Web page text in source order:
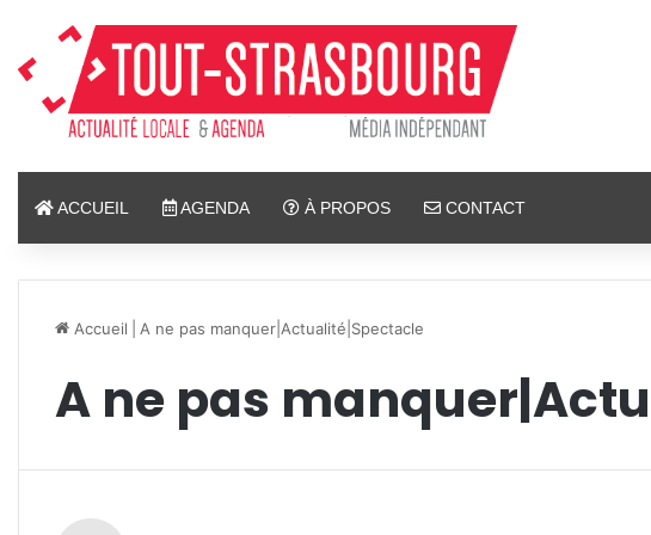
ACCUEIL AGENDA À PROPOS CONTACT
Accueil A ne pas manquer|Actualité|Spectacle
A ne pas